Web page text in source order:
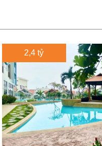
2,4 tỷ